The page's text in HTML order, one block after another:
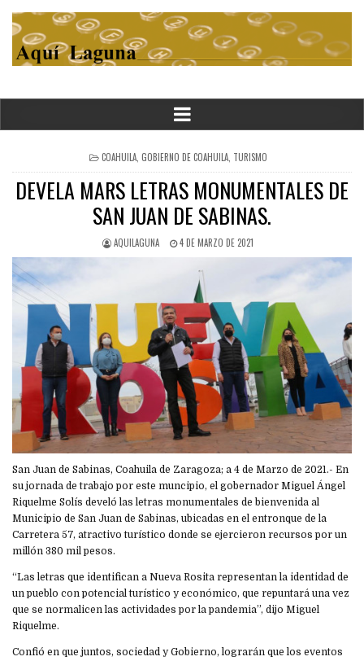
POSTED
IN
COAHUILA, GOBIERNO DE COAHUILA, TURISMO
DEVELA MARS LETRAS MONUMENTALES DE
SAN JUAN DE SABINAS.
AQUILAGUNA 4 DE MARZO DE 2021
San Juan de Sabinas, Coahuila de Zaragoza; a 4 de Marzo de 2021.- En
su jornada de trabajo por este muncipio, el gobernador Miguel Ángel
Riquelme Solís develó las letras monumentales de bienvenida al
Municipio de San Juan de Sabinas, ubicadas en el entronque de la
Carretera 57, atractivo turístico donde se ejercieron recursos por un
millón 380 mil pesos.
“Las letras que identifican a Nueva Rosita representan la identidad de
un pueblo con potencial turístico y económico, que repuntará una vez
que se normalicen las actividades por la pandemia”, dijo Miguel
Riquelme.
Confió en que juntos, sociedad y Gobierno, lograrán que los eventos